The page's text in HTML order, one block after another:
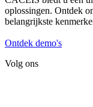
oplossingen. Ontdek
belangrijkste
Ontdek demo's
Volg ons